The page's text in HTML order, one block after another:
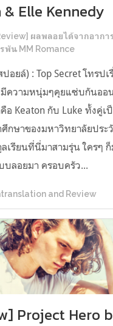
& Elle Kennedy
ผลพลอยได้จากอาก
พัน MM Romance
ปอยล์) : Top Secret โทรป
มีความหนุ่มๆคุยแซ่บกันออ
คือ Keaton กับ Luke ทั้งคู่
กษาของมหาวิทยาลัยประ
เรียนที่นี่มาสามรุ่น ใครๆ
ลอยมา ครอบครัว...
and Review
Project Hero